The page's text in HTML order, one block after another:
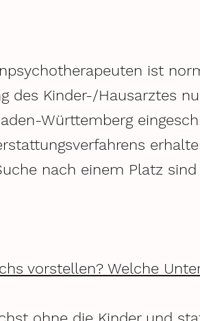
ist
des Kinder-/Hausarztes
Württemberg
nach einem Platz
vorstellen? Welche